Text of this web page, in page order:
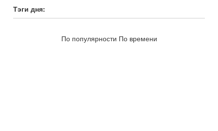
Тэги дня:
новостиПо популярности По времени